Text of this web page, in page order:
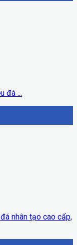
...
nhân tạo cao cấp,